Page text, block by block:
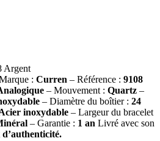
Argent
: Curren – Référence : 9108
– Mouvement : Quartz –
– Diamètre du boîtier : 24
inoxydable – Largeur du bracelet
– Garantie : 1 an Livré avec son